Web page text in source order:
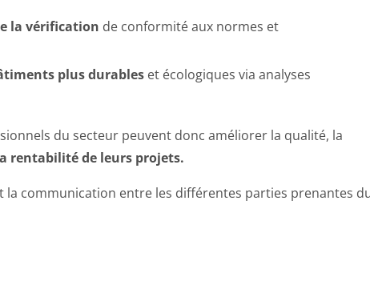
la vérification de conformité aux normes et
plus durables et écologiques via analyses
du secteur peuvent donc améliorer la qualité, la
rentabilité de leurs projets.
la communication entre les différentes parties prenantes